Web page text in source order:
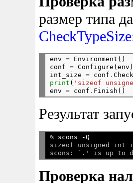
размер типа
CheckTypeSize
env = Environment()
conf = Configure(env)
int_size = conf .
print ( 'sizeof
env = conf .
Результат
% scons -Q
sizeof unsigned int
Проверка